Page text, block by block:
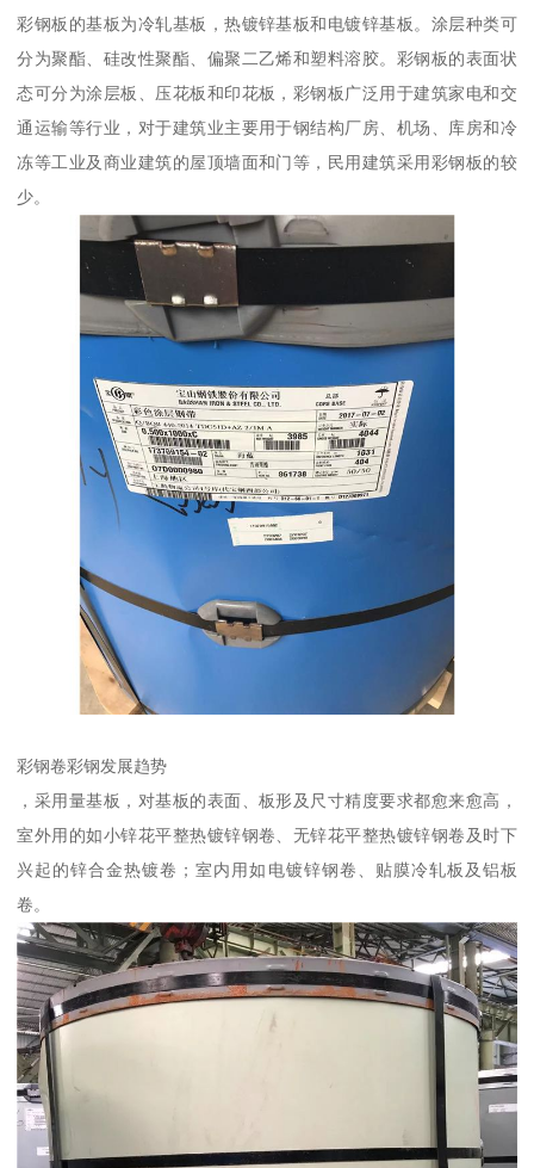
彩钢板的基板为冷轧基板，热镀锌基板和电镀锌基板。涂层种类可
分为聚酯、硅改性聚酯、偏聚二乙烯和塑料溶胶。彩钢板的表面状
态可分为涂层板、压花板和印花板，彩钢板广泛用于建筑家电和交
通运输等行业，对于建筑业主要用于钢结构厂房、机场、库房和冷
冻等工业及商业建筑的屋顶墙面和门等，民用建筑采用彩钢板的较
少。
彩钢卷彩钢发展趋势
，采用量基板，对基板的表面、板形及尺寸精度要求都愈来愈高，
室外用的如小锌花平整热镀锌钢卷、无锌花平整热镀锌钢卷及时下
兴起的锌合金热镀卷；室内用如电镀锌钢卷、贴膜冷轧板及铝板
卷。